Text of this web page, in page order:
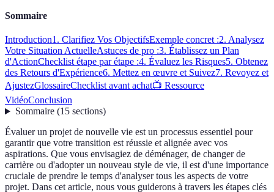
Sommaire
Introduction1. Clarifiez Vos ObjectifsExemple concret :2. Analysez
Votre Situation ActuelleAstuces de pro :3. Établissez un Plan
d'ActionChecklist étape par étape :4. Évaluez les Risques5. Obtenez
des Retours d'Expérience6. Mettez en œuvre et Suivez7. Revoyez et
AjustezGlossaireChecklist avant achat📺 Ressource
VidéoConclusion
Sommaire(15 sections)
Évaluer un projet de nouvelle vie est un processus essentiel pour
garantir que votre transition est réussie et alignée avec vos
aspirations. Que vous envisagiez de déménager, de changer de
carrière ou d'adopter un nouveau style de vie, il est d'une importance
cruciale de prendre le temps d'analyser tous les aspects de votre
projet. Dans cet article, nous vous guiderons à travers les étapes clés